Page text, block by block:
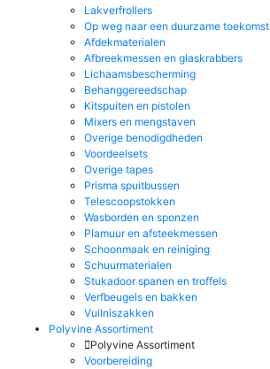
Lakverfrollers
Op weg naar een duurzame toekomst
Afdekmaterialen
Afbreekmessen en glaskrabbers
Lichaamsbescherming
Behanggereedschap
Kitspuiten en pistolen
Mixers en mengstaven
Overige benodigdheden
Voordeelsets
Overige tapes
Prisma spuitbussen
Telescoopstokken
Wasborden en sponzen
Plamuur en afsteekmessen
Schoonmaak en reiniging
Schuurmaterialen
Stukadoor spanen en troffels
Verfbeugels en bakken
Vuilniszakken
Polyvine Assortiment
Polyvine Assortiment
Voorbereiding